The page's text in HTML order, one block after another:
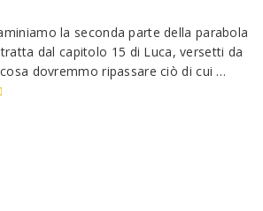
la seconda parte della parabola
dal capitolo 15 di Luca, versetti da
dovremmo ripassare ciò di cui …